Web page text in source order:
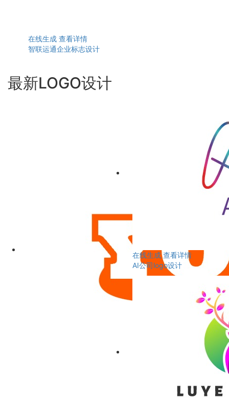
在线生成 查看详情
智联运通企业标志设计
最新LOGO设计
在线生成 查看详情
AI公司logo设计